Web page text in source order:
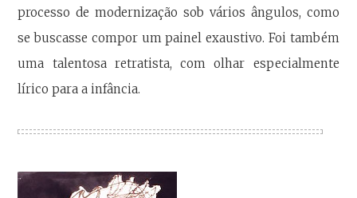
processo de modernização sob vários ângulos, como
se buscasse compor um painel exaustivo. Foi também
uma talentosa retratista, com olhar especialmente
lírico para a infância.